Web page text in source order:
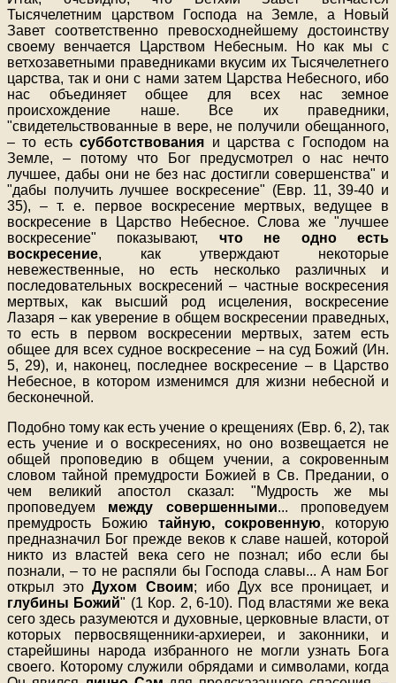
Тысячелетним царством Господа на Земле, а Новый
Завет соответственно превосходнейшему достоинству
своему венчается Царством Небесным. Но как мы с
ветхозаветными праведниками вкусим их Тысячелетнего
царства, так и они с нами затем Царства Небесного, ибо
нас объединяет общее для всех нас земное
происхождение наше. Все их праведники,
"свидетельствованные в вере, не получили обещанного,
– то естьсубботствования и царства с Господом на
Земле, – потому что Бог предусмотрел о нас нечто
лучшее, дабы они не без нас достигли совершенства" и
"дабы получить лучшее воскресение" (Евр. 11, 39-40 и
35), – т. е. первое воскресение мертвых, ведущее в
воскресение в Царство Небесное. Слова же "лучшее
воскресение" показывают, что не одно есть
воскресение, как утверждают некоторые
невежественные, но есть несколько различных и
последовательных воскресений – частные воскресения
мертвых, как высший род исцеления, воскресение
Лазаря – как уверение в общем воскресении праведных,
то есть в первом воскресении мертвых, затем есть
общее для всех судное воскресение – на суд Божий (Ин.
5, 29), и, наконец, последнее воскресение – в Царство
Небесное, в котором изменимся для жизни небесной и
бесконечной.
Подобно тому как есть учение о крещениях (Евр. 6, 2), так
есть учение и о воскресениях, но оно возвещается не
общей проповедию в общем учении, а сокровенным
словом тайной премудрости Божией в Св. Предании, о
чем великий апостол сказал: "Мудрость же мы
проповедуем между совершенными... проповедуем
премудрость Божию тайную, сокровенную, которую
предназначил Бог прежде веков к славе нашей, которой
никто из властей века сего не познал; ибо если бы
познали, – то не распяли бы Господа славы... А нам Бог
открыл этоДухом Своим; ибо Дух все проницает, и
глубины Божий" (1 Кор. 2, 6-10). Под властями же века
сего здесь разумеются и духовные, церковные власти, от
которых первосвященники-архиереи, и законники, и
старейшины народа избранного не могли узнать Бога
своего. Которому служили обрядами и символами, когда